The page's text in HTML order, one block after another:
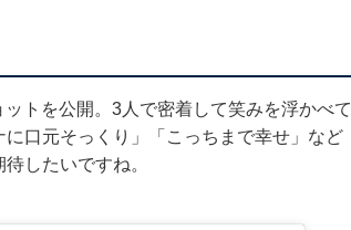
トを公開。3人で密着して笑みを浮かべて
口元そっくり」「こっちまで幸せ」など
したいですね。